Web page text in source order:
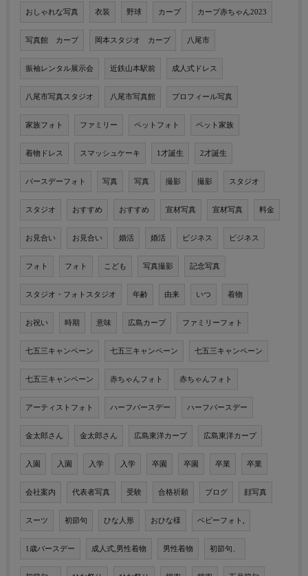
おしゃれな写真 衣装 野球 カープ カープ赤ちゃん2023
写真館 カープ 岡本スタジオ カープ 八尾市
振袖レンタル展示会 近鉄山本駅前 成人式ドレス
八尾市写真スタジオ 八尾市写真館 プロフィール写真
家族フォト ファミリー ペットフォト ペット家族
着物ドレス スマッシュケーキ 1才誕生 2才誕生
バースデーフォト 写真 写真 撮影 撮影 スタジオ
スタジオ おすすめ おすすめ 宣材写真 宣材写真 料金
お見合い お見合い 婚活 婚活 ビジネス ビジネス
フォト フォト こども 写真撮影 記念写真
スタジオ・フォトスタジオ 年齢 由来 いつ 着物
お祝い 時期 意味 広島カープ ファミリーフォト
七五三キャンペーン 七五三キャンペーン 七五三キャンペーン
七五三キャンペーン 赤ちゃんフォト 赤ちゃんフォト
アーティストフォト ハーフバースデー ハーフバースデー
金太郎さん 金太郎さん 広島東洋カープ 広島東洋カープ
入園 入園 入学 入学 卒園 卒園 卒業 卒業
会社案内 代表者写真 受験 合格祈願 ブログ 顔写真
スーツ 初節句 ひな人形 おひな様 ベビーフォト,
1歳バースデー 成人式,男性着物 男性着物 初節句、